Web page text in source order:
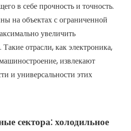
в себе прочность и точность.
на объектах с ограниченной
увеличить
отрасли, как электроника,
извлекают
и универсальности этих
сектора: холодильное